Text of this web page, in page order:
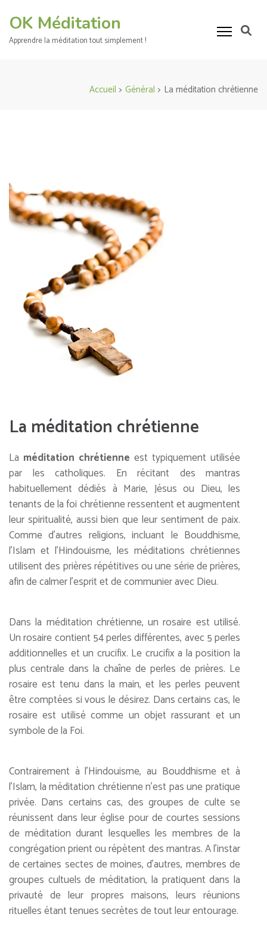
contenu
OK Méditation
Apprendre la méditation tout simplement !
Accueil > Général > La méditation chrétienne
La méditation chrétienne
La méditation chrétienne est typiquement utilisée
par les catholiques. En récitant des mantras
habituellement dédiés à Marie, Jésus ou Dieu, les
tenants de la foi chrétienne ressentent et augmentent
leur spiritualité, aussi bien que leur sentiment de paix.
Comme d’autres religions, incluant le Bouddhisme,
l’Islam et l’Hindouisme, les méditations chrétiennes
utilisent des prières répétitives ou une série de prières,
afin de calmer l’esprit et de communier avec Dieu.
Dans la méditation chrétienne, un rosaire est utilisé.
Un rosaire contient 54 perles différentes, avec 5 perles
additionnelles et un crucifix. Le crucifix a la position la
plus centrale dans la chaîne de perles de prières. Le
rosaire est tenu dans la main, et les perles peuvent
être comptées si vous le désirez. Dans certains cas, le
rosaire est utilisé comme un objet rassurant et un
symbole de la Foi.
Contrairement à l’Hindouisme, au Bouddhisme et à
l’Islam, la méditation chrétienne n’est pas une pratique
privée. Dans certains cas, des groupes de culte se
réunissent dans leur église pour de courtes sessions
de méditation durant lesquelles les membres de la
congrégation prient ou répètent des mantras. A l’instar
de certaines sectes de moines, d’autres, membres de
groupes cultuels de méditation, la pratiquent dans la
privauté de leur propres maisons, leurs réunions
rituelles étant tenues secrètes de tout leur entourage.